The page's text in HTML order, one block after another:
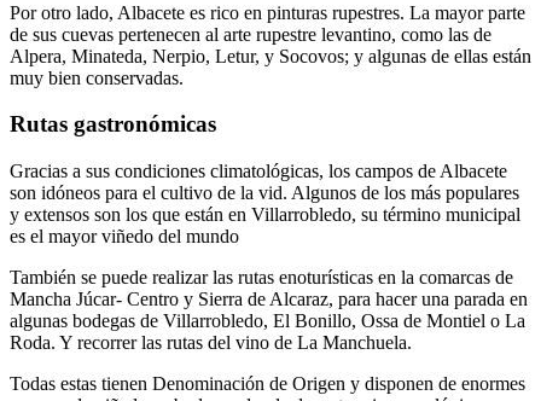
Por otro lado, Albacete es rico en pinturas rupestres. La mayor parte
de sus cuevas pertenecen al arte rupestre levantino, como las de
Alpera, Minateda, Nerpio, Letur, y Socovos; y algunas de ellas están
muy bien conservadas.
Rutas gastronómicas
Gracias a sus condiciones climatológicas, los campos de Albacete
son idóneos para el cultivo de la vid. Algunos de los más populares
y extensos son los que están en Villarrobledo, su término municipal
es el mayor viñedo del mundo
También se puede realizar las rutas enoturísticas en la comarcas de
Mancha Júcar- Centro y Sierra de Alcaraz, para hacer una parada en
algunas bodegas de Villarrobledo, El Bonillo, Ossa de Montiel o La
Roda. Y recorrer las rutas del vino de La Manchuela.
Todas estas tienen Denominación de Origen y disponen de enormes